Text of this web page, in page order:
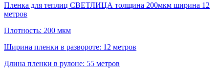
Пленка для теплиц СВЕТЛИЦА толщина 200мкм ширина 12
метров
Плотность: 200 мкм
Ширина пленки в развороте: 12 метров
Длина пленки в рулоне: 55 метров